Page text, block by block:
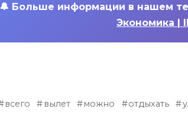
🔔 Больше информации в нашем
Экономика |
всего вылет можно отдыхать